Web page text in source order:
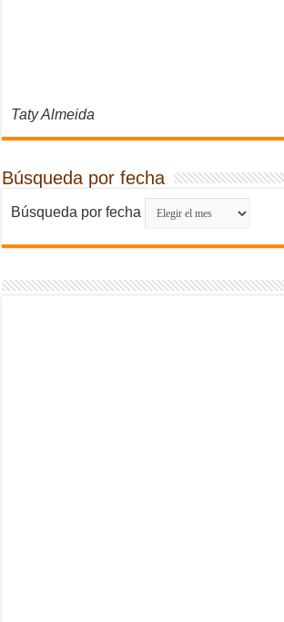
Taty Almeida
Búsqueda por fecha
Búsqueda por fecha